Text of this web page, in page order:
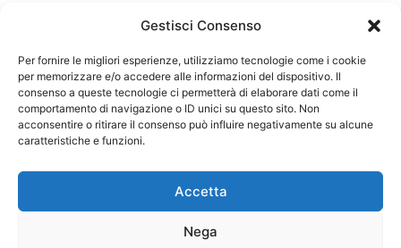
Gestisci Consenso
Per fornire le migliori esperienze, utilizziamo tecnologie come i cookie
per memorizzare e/o accedere alle informazioni del dispositivo. Il
consenso a queste tecnologie ci permetterà di elaborare dati come il
comportamento di navigazione o ID unici su questo sito. Non
acconsentire o ritirare il consenso può influire negativamente su alcune
caratteristiche e funzioni.
Accetta
Nega
Federazione Nazionale Degli Ordini dei Biologi:
codice fiscale 80069130583
Responsabile sito internet www.fnob.it: